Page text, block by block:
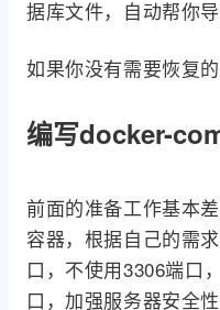
据库文件，自动帮你导
如果你没有需要恢复
编写docker-
前面的准备工作基本
容器，根据自己的需
口，不使用3306端口
口，加强服务器安全性